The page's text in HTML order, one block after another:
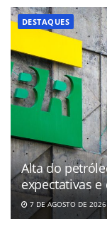
DESTAQUES
Alta do
expectativas
7 DE AGOSTO DE 2026